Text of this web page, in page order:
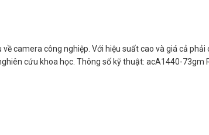
camera công nghiệp. Với hiệu suất cao và giá cả phải
cứu khoa học. Thông số kỹ thuật: acA1440-73gm